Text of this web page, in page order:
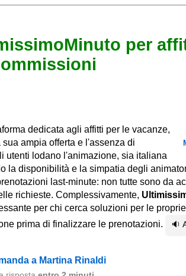
per
dedicata agli affitti per le vacanze,
ampia offerta e l'assenza di
utenti lodano l'animazione, sia italiana
la disponibilità e la simpatia degli
last-minute: non tutte sono da
richieste. Complessivamente,
per chi cerca soluzioni per le
prima di finalizzare le prenotazioni.
🔉
a Martina Rinaldi